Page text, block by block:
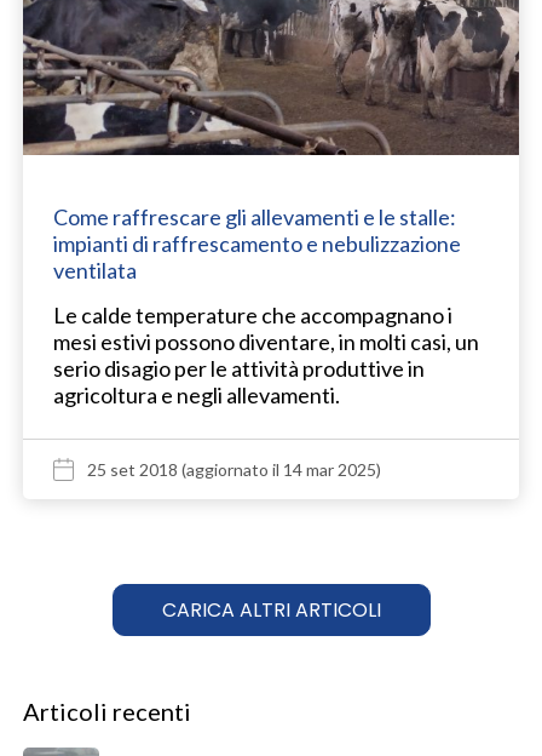
Come raffrescare gli allevamenti e le stalle:
impianti di raffrescamento e nebulizzazione
ventilata
Le calde temperature che accompagnano i
mesi estivi possono diventare, in molti casi, un
serio disagio per le attività produttive in
agricoltura e negli allevamenti.
25 set 2018 (aggiornato il 14 mar 2025)
CARICA ALTRI ARTICOLI
Articoli recenti